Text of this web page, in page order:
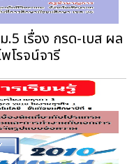
.5 เรื่อง กรด-เบส ผล
โรจน์จารี